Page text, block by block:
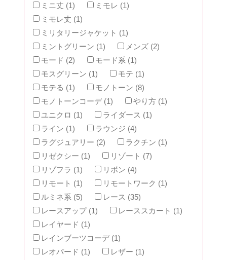
ミニ丈 (1)
ミモレ (1)
ミモレ丈 (1)
ミリタリージャケット (1)
ミントグリーン (1)
メンズ (2)
モード (2)
モード系 (1)
モスグリーン (1)
モテ (1)
モテる (1)
モノトーン (8)
モノトーンコーデ (1)
やり方 (1)
ユニクロ (1)
ライダース (1)
ライン (1)
ラウンジ (4)
ラグジュアリー (2)
ラクチン (1)
リゼクシー (1)
リゾート (7)
リゾフラ (1)
リボン (4)
リモート (1)
リモートワーク (1)
ルミネ系 (5)
レース (35)
レースアップ (1)
レーススカート (1)
レイヤード (1)
レインブーツコーデ (1)
レオパード (1)
レザー (1)